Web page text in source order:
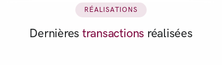
RÉALISATIONS
Dernières transactions réalisées